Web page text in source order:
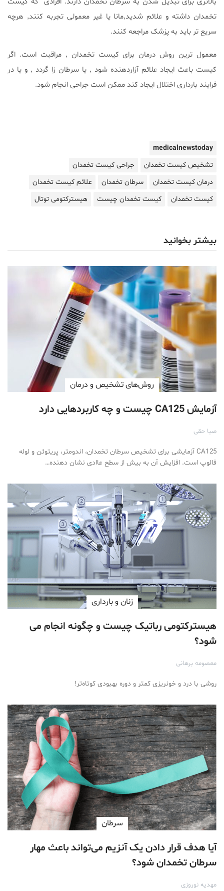
تخمدان داشته و علائم شدید٬مانا یا غیر معمولی تجربه کنند٬ هرچه
سریع تر باید به پزشک مراجعه کنند.
معمول ترین روش درمان برای کیست تخمدان ٬ مراقبت است. اگر
کیست باعث ایجاد علائم آزاردهنده شود ٬ یا سرطان زا گردد ٬ و یا در
فرایند بارداری اختلال ایجاد کند ممکن است جراحی انجام شود.
medicalnewstoday
تشخیص کیست تخمدان
جراحی کیست تخمدان
درمان کیست تخمدان
سرطان تخمدان
علائم کیست تخمدان
کیست تخمدان
کیست تخمدان چیست هیسترکتومی توتال
بیشتر بخوانید
روش‌های تشخیص و درمان
آزمایش CA125 چیست و چه کاربردهایی دارد
صبا حقی
CA125 آزمایشی برای تشخیص سرطان تخمدان، اندومتر، پریتوئن و لوله
فالوپ است. افزایش آن به بیش از سطح عاادی نشان دهنده…
زنان و بارداری
هیسترکتومی رباتیک چیست و چگونه انجام می
شود؟
معصومه برهانی
روشی با درد و خونریزی کمتر و دوره بهبودی کوتاه‌تر!
سرطان
آیا هدف قرار دادن یک آنزیم می‌تواند باعث مهار
سرطان تخمدان شود؟
مهدیه نوروزی